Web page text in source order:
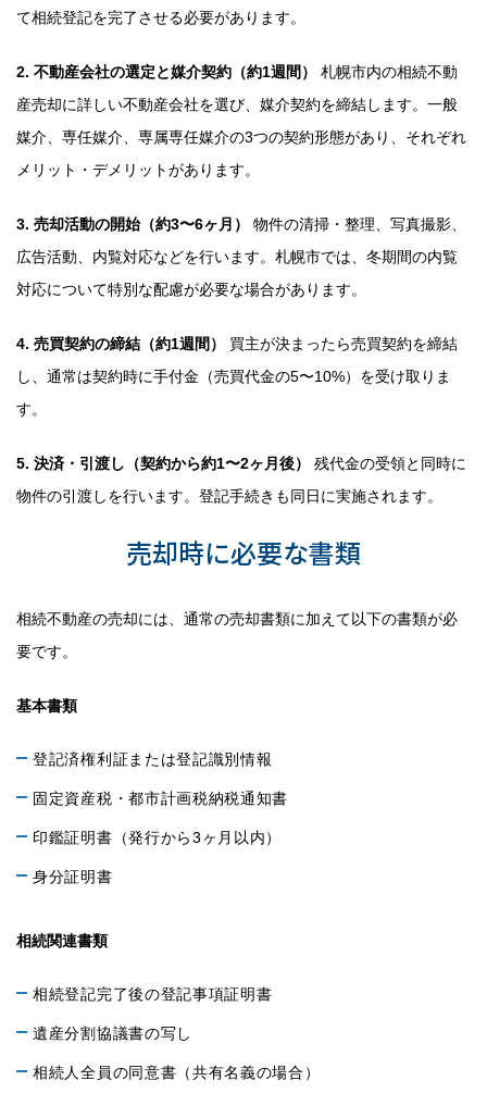
て相続登記を完了させる必要があります。
2. 不動産会社の選定と媒介契約（約1週間）
札幌市内の相続不動
産売却に詳しい不動産会社を選び、媒介契約を締結します。一般
媒介、専任媒介、専属専任媒介の3つの契約形態があり、それぞれ
メリット・デメリットがあります。
3. 売却活動の開始（約3〜6ヶ月）
物件の清掃・整理、写真撮影、
広告活動、内覧対応などを行います。札幌市では、冬期間の内覧
対応について特別な配慮が必要な場合があります。
4. 売買契約の締結（約1週間）
買主が決まったら売買契約を締結
し、通常は契約時に手付金（売買代金の5〜10%）を受け取りま
す。
5. 決済・引渡し（契約から約1〜2ヶ月後）
残代金の受領と同時に
物件の引渡しを行います。登記手続きも同日に実施されます。
売却時に必要な書類
相続不動産の売却には、通常の売却書類に加えて以下の書類が必
要です。
基本書類
登記済権利証または登記識別情報
固定資産税・都市計画税納税通知書
印鑑証明書（発行から3ヶ月以内）
身分証明書
相続関連書類
相続登記完了後の登記事項証明書
遺産分割協議書の写し
相続人全員の同意書（共有名義の場合）